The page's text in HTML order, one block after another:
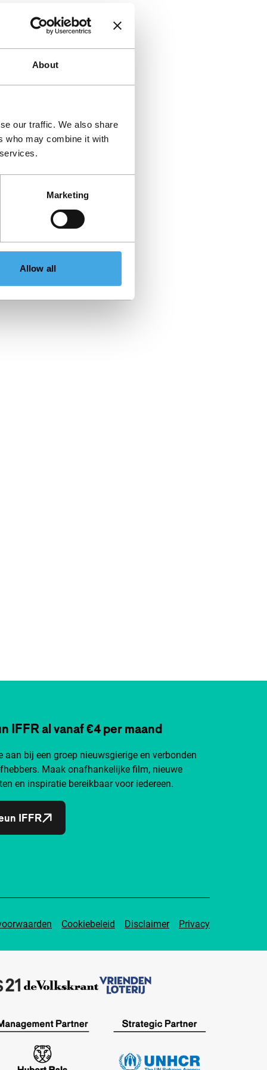
About
our traffic. We also share
who may combine it with
Marketing
Allow all
IFFR al vanaf €4 per maand
aan bij een groep nieuwsgierige en verbonden
Maak onafhankelijke film, nieuwe
en inspiratie bereikbaar voor iedereen.
IFFR
Cookiebeleid Disclaimer Privacy